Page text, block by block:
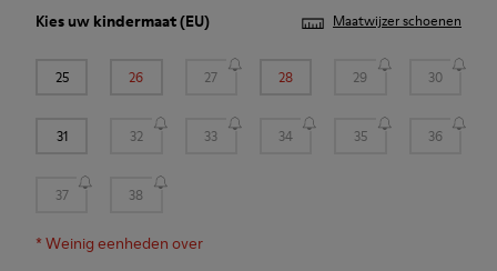
Kies uw kindermaat(EU) Maatwijzer schoenen
25 26 27 28 29 30
31 32 33 34 35 36
37 38
*Weinig eenheden over